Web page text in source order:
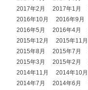
2017年2月
2017年1月
2016年10月
2016年9月
2016年5月
2016年4月
2015年12月
2015年11月
2015年8月
2015年7月
2015年3月
2015年2月
2014年11月
2014年10月
2014年7月
2014年6月